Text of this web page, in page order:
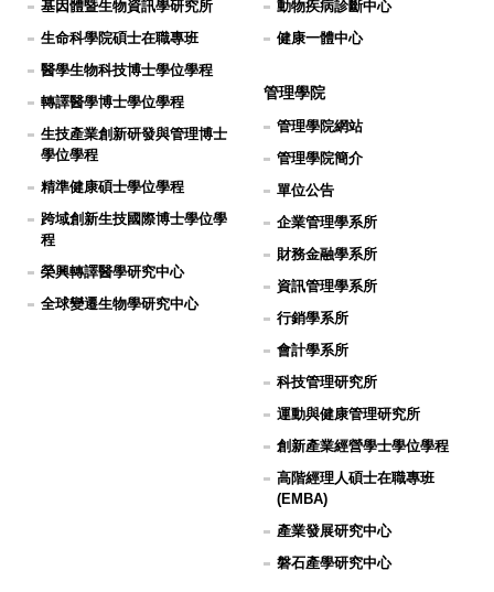
基因體暨生物資訊學研究所
生命科學院碩士在職專班
醫學生物科技博士學位學程
轉譯醫學博士學位學程
生技產業創新研發與管理博士
學位學程
精準健康碩士學位學程
跨域創新生技國際博士學位學
程
榮興轉譯醫學研究中心
全球變遷生物學研究中心
動物疾病診斷中心
健康一體中心
管理學院
管理學院網站
管理學院簡介
單位公告
企業管理學系所
財務金融學系所
資訊管理學系所
行銷學系所
會計學系所
科技管理研究所
運動與健康管理研究所
創新產業經營學士學位學程
高階經理人碩士在職專班
(EMBA)
產業發展研究中心
磐石產學研究中心